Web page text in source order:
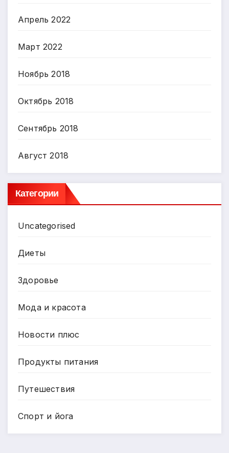
Апрель 2022
Март 2022
Ноябрь 2018
Октябрь 2018
Сентябрь 2018
Август 2018
Категории
Uncategorised
Диеты
Здоровье
Мода и красота
Новости плюс
Продукты питания
Путешествия
Спорт и йога